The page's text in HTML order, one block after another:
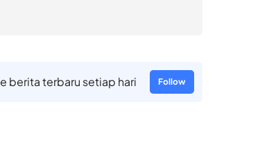
berita terbaru setiap hari Follow